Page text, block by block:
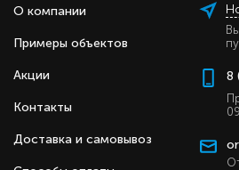
О компании
Примеры объектов
Акции
Контакты
Доставка и самовывоз
8